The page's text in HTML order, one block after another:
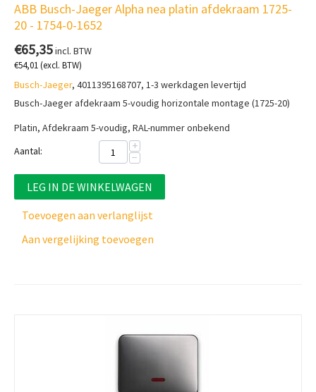
ABB Busch-Jaeger Alpha nea platin afdekraam 1725-
20 - 1754-0-1652
€65,35incl. BTW
€54,01(excl. BTW)
Busch-Jaeger, 4011395168707, 1-3 werkdagen levertijd
Busch-Jaeger afdekraam 5-voudig horizontale montage (1725-20)
Platin, Afdekraam 5-voudig, RAL-nummer onbekend
Aantal:
+
−
LEG IN DE WINKELWAGEN
Toevoegen aan verlanglijst
Aan vergelijking toevoegen